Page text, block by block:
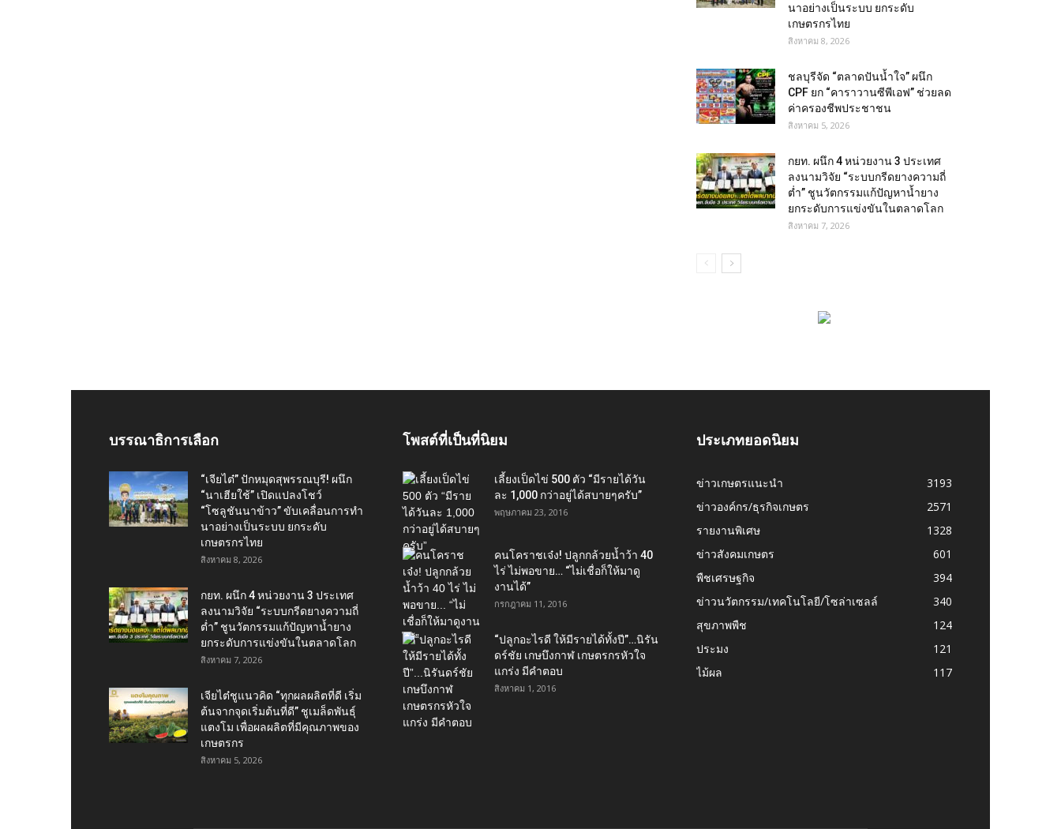
นาอย่างเป็นระบบ ยกระดับ
เกษตรกรไทย
สิงหาคม 8, 2026
ชลบุรีจัด “ตลาดปันน้ำใจ” ผนึก
CPF ยก “คาราวานซีพีเอฟ” ช่วยลด
ค่าครองชีพประชาชน
สิงหาคม 5, 2026
กยท. ผนึก 4 หน่วยงาน 3 ประเทศ
ลงนามวิจัย “ระบบกรีดยางความถี่
ต่ำ” ชูนวัตกรรมแก้ปัญหาน้ำยาง
ยกระดับการแข่งขันในตลาดโลก
สิงหาคม 7, 2026
บรรณาธิการเลือก
“เจียไต๋” ปักหมุดสุพรรณบุรี! ผนึก
“นาเฮียใช้” เปิดแปลงโชว์
“โซลูชันนาข้าว” ขับเคลื่อนการทำ
นาอย่างเป็นระบบ ยกระดับ
เกษตรกรไทย
สิงหาคม 8, 2026
กยท. ผนึก 4 หน่วยงาน 3 ประเทศ
ลงนามวิจัย “ระบบกรีดยางความถี่
ต่ำ” ชูนวัตกรรมแก้ปัญหาน้ำยาง
ยกระดับการแข่งขันในตลาดโลก
สิงหาคม 7, 2026
เจียไต๋ชูแนวคิด “ทุกผลผลิตที่ดี เริ่ม
ต้นจากจุดเริ่มต้นที่ดี” ชูเมล็ดพันธุ์
แตงโม เพื่อผลผลิตที่มีคุณภาพของ
เกษตรกร
สิงหาคม 5, 2026
โพสต์ที่เป็นที่นิยม
เลี้ยงเป็ดไข่ 500 ตัว “มีรายได้วัน
ละ 1,000 กว่าอยู่ได้สบายๆครับ”
พฤษภาคม 23, 2016
คนโคราชเจ๋ง! ปลูกกล้วยน้ำว้า 40
ไร่ ไม่พอขาย… “ไม่เชื่อก็ให้มาดู
งานได้”‬
กรกฎาคม 11, 2016
“ปลูกอะไรดี ให้มีรายได้ทั้งปี”…นิรัน
ดร์ชัย เกษบึงกาฬ เกษตรกรหัวใจ
แกร่ง มีคำตอบ
สิงหาคม 1, 2016
ประเภทยอดนิยม
ข่าวเกษตรแนะนำ
3193
ข่าวองค์กร/ธุรกิจเกษตร
2571
รายงานพิเศษ
1328
ข่าวสังคมเกษตร
601
พืชเศรษฐกิจ
394
ข่าวนวัตกรรม/เทคโนโลยี/โซล่าเซลล์
340
สุขภาพพืช
124
ประมง
121
ไม้ผล
117